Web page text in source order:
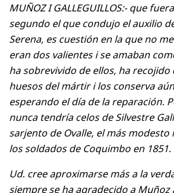
MUÑOZ I GALLEGUILLOS:- que
segundo el que condujo el auxilio
Serena, es cuestión en la que no
eran dos valientes i se amaban
ha sobrevivido de ellos, ha recojido
huesos del mártir i los conserva
esperando el día de la reparación.
nunca tendría celos de Silvestre
sarjento de Ovalle, el más modesto
los soldados de Coquimbo en 1851.
Ud. cree aproximarse más a la
siempre se ha agradecido a Muñoz